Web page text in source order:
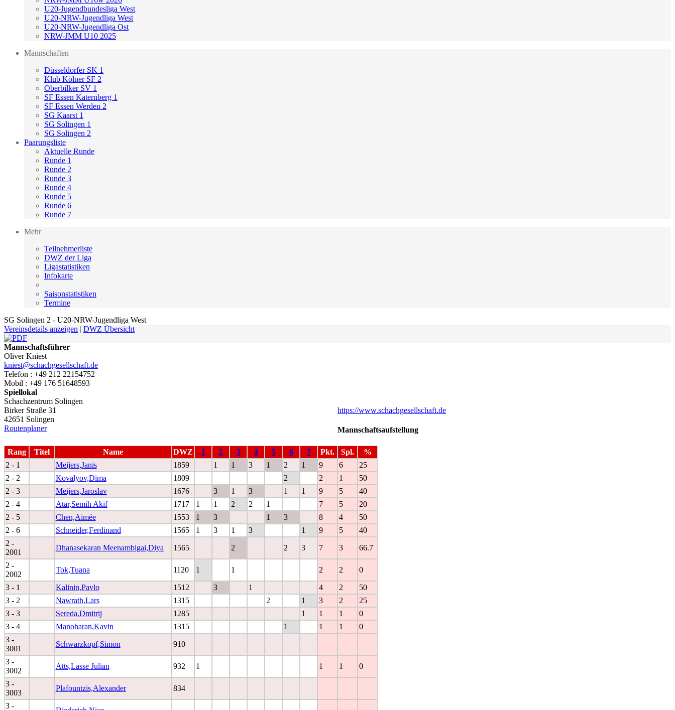
U20-Jugendbundesliga West
U20-NRW-Jugendliga West
U20-NRW-Jugendliga Ost
NRW-JMM U10 2025
Mannschaften
Düsseldorfer SK 1
Klub Kölner SF 2
Oberbilker SV 1
SF Essen Katernberg 1
SF Essen Werden 2
SG Kaarst 1
SG Solingen 1
SG Solingen 2
Paarungsliste
Aktuelle Runde
Runde 1
Runde 2
Runde 3
Runde 4
Runde 5
Runde 6
Runde 7
Mehr
Teilnehmerliste
DWZ der Liga
Ligastatistiken
Infokarte
Saisonstatistiken
Termine
SG Solingen 2 - U20-NRW-Jugendliga West
Vereinsdetails anzeigen | DWZ Übersicht
Mannschaftsführer
Oliver Kniest
kniest@schachgesellschaft.de
Telefon : +49 212 22154752
Mobil : +49 176 51648593
Spiellokal
Schachzentrum Solingen
Birker Straße 31
42651 Solingen
Routenplaner
https://www.schachgesellschaft.de
Mannschaftsaufstellung
Rang Titel Name DWZ 1 2 3 4 5 6 7 Pkt. Spl.
%
2 - 1
Meijers,Janis 1859 1 1 3 1 2 1 9 6
25
2 - 2
Kovalyov,Dima 1809 2 2 1
50
2 - 3
Meijers,Jaroslav 1676 3 1 3 1 1 9 5
40
2 - 4
Atar,Semih Akif 1717 1 1 2 2 1 7 5
20
2 - 5
Chen,Aimée 1553 1 3 1 3 8 4
50
2 - 6
Schneider,Ferdinand 1565 1 3 1 3 1 9 5
40
2 -
2001
Dhanasekaran Meenambigai,Diya 1565 2 2 3 7 3 66.7
2 -
2002
Tok,Tuana 1120 1 1 2 2 0
3 - 1 Kalinin,Pavlo 1512 3 1 4 2
50
3 - 2
Nawrath,Lars 1315 2 1 3 2
25
3 - 3
Sereda,Dmitrij 1285 1 1 1
0
3 - 4
Manoharan,Kavin 1315 1 1 1
0
3 -
3001
Schwarzkopf,Simon 910
3 -
3002
Atts,Lasse Julian 932 1 1 1 0
3 -
3003
Plafountzis,Alexander 834
3 -